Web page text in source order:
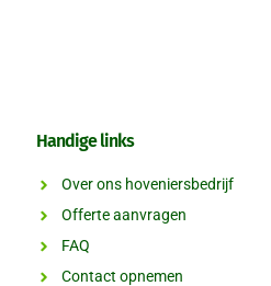
Handige links
Over ons hoveniersbedrijf
Offerte aanvragen
FAQ
Contact opnemen